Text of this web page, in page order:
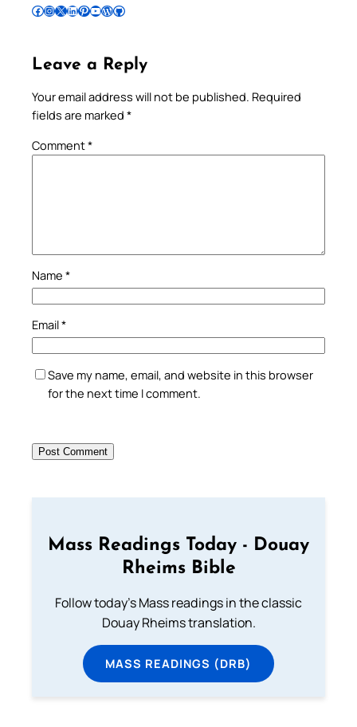
Follow Pradeep on Facebook Follow Pradeep on InstagramFollow Pradeep on X Follow Pradeep on LinkedIn Follow Pradeep on Pinterest Subscribe to Pradeep’s Youtube Channel Follow Pradeep on WordPress Follow Pradeep on GitHub
Leave a Reply
Your email address will not be published. Required
fields are marked *
Comment*
Name *
Email*
Save my name, email, and website in this browser
for the next time I comment.
Mass Readings Today - Douay
Rheims Bible
Follow today's Mass readings in the classic
Douay Rheims translation.
MASS READINGS (DRB)